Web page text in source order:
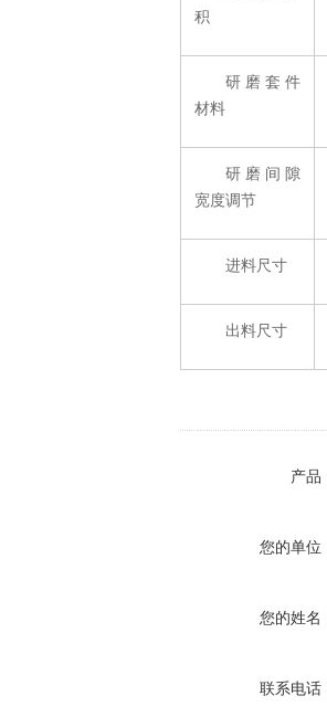
积
研磨套件
材料
研磨间隙
宽度调节
进料尺寸
出料尺寸
产品
您的单位
您的姓名
联系电话